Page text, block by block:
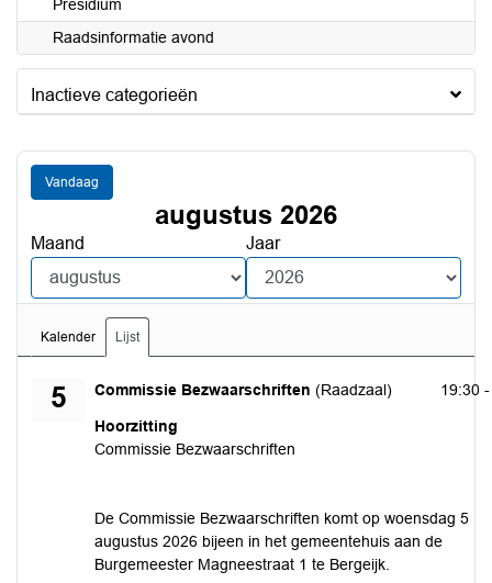
Presidium
Raadsinformatie avond
Inactieve categorieën
Vandaag
augustus 2026
Maand Jaar
Kalender Lijst
5 Commissie Bezwaarschriften (Raadzaal)
woensdag 5 augustus 2026 19:30
Hoorzitting
Commissie Bezwaarschriften
De Commissie Bezwaarschriften komt op woensdag 5
augustus 2026 bijeen in het gemeentehuis aan de
Burgemeester Magneestraat 1 te Bergeijk.